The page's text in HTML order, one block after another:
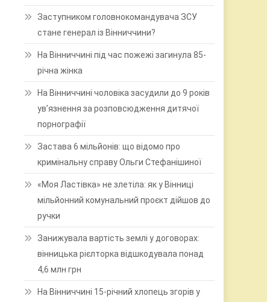
Заступником головнокомандувача ЗСУ
стане генерал із Вінниччини?
На Вінниччині під час пожежі загинула 85-
річна жінка
На Вінниччині чоловіка засудили до 9 років
ув’язнення за розповсюдження дитячої
порнографії
Застава 6 мільйонів: що відомо про
кримінальну справу Ольги Стефанішиної
«Моя Ластівка» не злетіла: як у Вінниці
мільйонний комунальний проєкт дійшов до
ручки
Занижувала вартість землі у договорах:
вінницька рієлторка відшкодувала понад
4,6 млн грн
На Вінниччині 15-річний хлопець згорів у